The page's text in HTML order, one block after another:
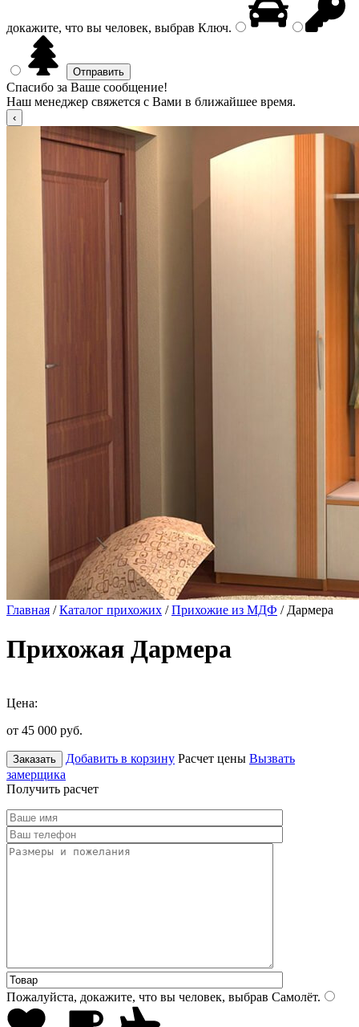
докажите, что вы человек, выбрав Ключ.
Спасибо за Ваше сообщение!
Наш менеджер свяжется с Вами в ближайшее время.
Главная /Каталог прихожих /Прихожие из МДФ / Дармера
Прихожая Дармера
Цена:
от 45 000 руб.
Заказать Добавить в корзину Расчет цены Вызвать
замерщика
Получить расчет
Пожалуйста, докажите, что вы человек, выбрав Самолёт.